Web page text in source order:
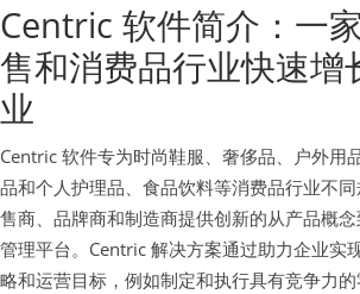
Centric 软件简介：一
售和消费品行业快速增
业
Centric 软件专为时尚鞋服、奢侈品、户外用
品和个人护理品、食品饮料等消费品行业不
售商、品牌商和制造商提供创新的从产品概
管理平台。Centric 解决方案通过助力企业实
略和运营目标，例如制定和执行具有竞争力